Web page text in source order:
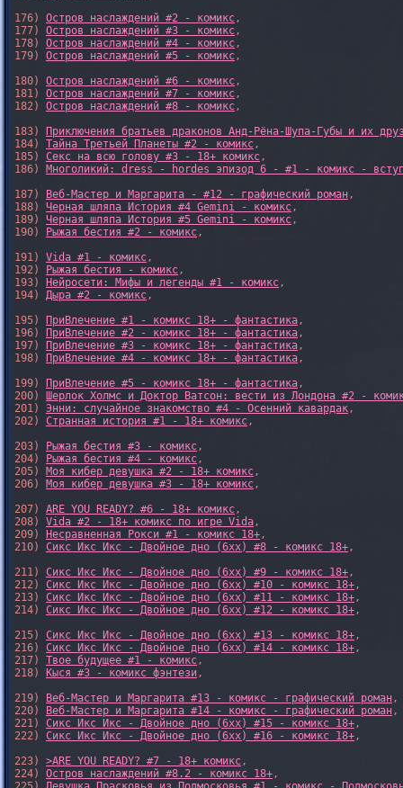
176) Остров наслаждений #2 - комикс,
177) Остров наслаждений #3 - комикс,
178) Остров наслаждений #4 - комикс,
179) Остров наслаждений #5 - комикс,
180) Остров наслаждений #6 - комикс,
181) Остров наслаждений #7 - комикс,
182) Остров наслаждений #8 - комикс,
183)
Приключения братьев драконов Анд-Рёна-Шупа-Губы и их
184) Тайна Третьей Планеты #2 - комикс,
185) Секс на всю голову #3 - 18+ комикс,
186) Многоликий: dress - hordes эпизод 6 - #1 - комикс -
187)
Веб-Мастер и Маргарита - #12 - графический роман,
188) Черная шляпа История #4 Gemini - комикс,
189) Черная шляпа История #5 Gemini - комикс,
190)
Рыжая бестия #2 - комикс,
191) Vida #1 - комикс,
192)
Рыжая бестия - комикс,
193)
Нейросети: Мифы и легенды #1 - комикс,
194) Дыра #2 - комикс,
195)
ПриВлечение #1 - комикс 18+ - фантастика,
196)
ПриВлечение #2 - комикс 18+ - фантастика,
197)
ПриВлечение #3 - комикс 18+ - фантастика,
198)
ПриВлечение #4 - комикс 18+ - фантастика,
199)
ПриВлечение #5 - комикс 18+ - фантастика,
200) Шерлок Холмс и Доктор Ватсон: вести из Лондона #2 -
201) Энни: случайное знакомство #4 - Осенний кавардак,
202) Странная история #1 - 18+ комикс,
203)
Рыжая бестия #3 - комикс,
204)
Рыжая бестия #4 - комикс,
205) Моя кибер девушка #2 - 18+ комикс,
206) Моя кибер девушка #3 - 18+ комикс,
207) ARE YOU READY? #6 - 18+ комикс,
208) Vida #2 - 18+ комикс по игре Vida,
209)
Несравненная Рокси #1 - комикс 18+,
210) Сикс Икс Икс - Двойное дно (6xx) #8 - комикс 18+,
211) Сикс Икс Икс - Двойное дно (6xx) #9 - комикс 18+,
212) Сикс Икс Икс - Двойное дно (6xx) #10 - комикс 18+,
213) Сикс Икс Икс - Двойное дно (6xx) #11 - комикс 18+,
214) Сикс Икс Икс - Двойное дно (6xx) #12 - комикс 18+,
215) Сикс Икс Икс - Двойное дно (6xx) #13 - комикс 18+,
216) Сикс Икс Икс - Двойное дно (6xx) #14 - комикс 18+,
217) Твое будущее #1 - комикс,
218)
Кыся #3 - комикс фэнтези,
219)
Веб-Мастер и Маргарита #13 - комикс - графический роман,
220)
Веб-Мастер и Маргарита #14 - комикс - графический роман,
221) Сикс Икс Икс - Двойное дно (6xx) #15 - комикс 18+,
222) Сикс Икс Икс - Двойное дно (6xx) #16 - комикс 18+,
223) >ARE YOU READY? #7 - 18+ комикс,
224) Остров наслаждений #8.2 - комикс 18+,